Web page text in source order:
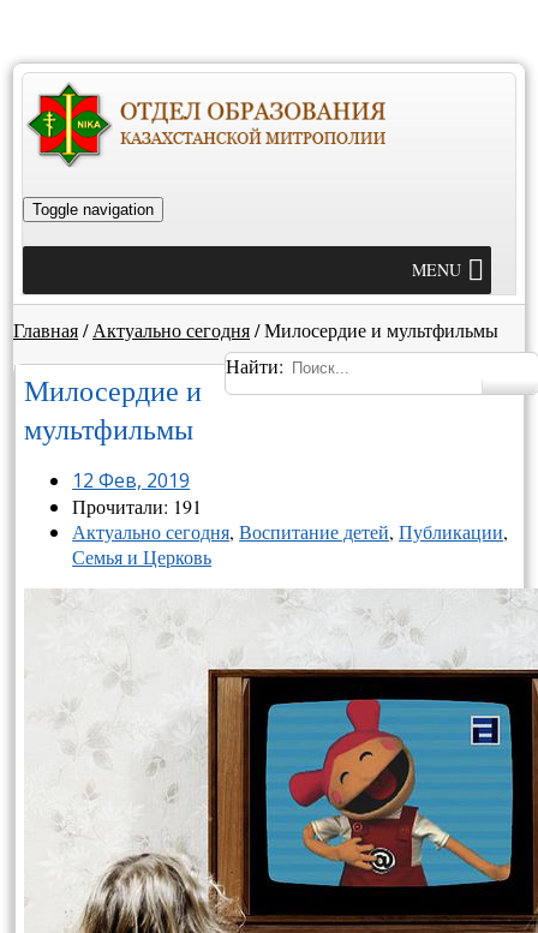
Toggle navigation
MENU
Главная/ Актуально сегодня/Милосердие и мультфильмы
Найти:
Милосердие и
мультфильмы
12 Фев, 2019
Прочитали: 191
Актуально сегодня,Воспитание детей,Публикации,
Семья и Церковь